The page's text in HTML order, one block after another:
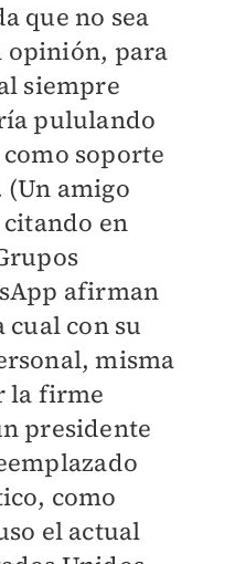
que no sea
opinión, para
siempre
pululando
soporte
amigo
en
afirman
cual con su
misma
la firme
presidente
como
el actual